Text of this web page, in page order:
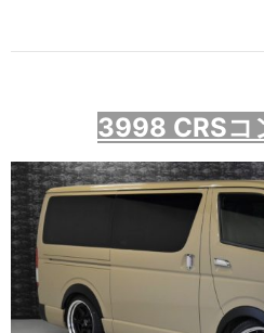
3998 CRSコ